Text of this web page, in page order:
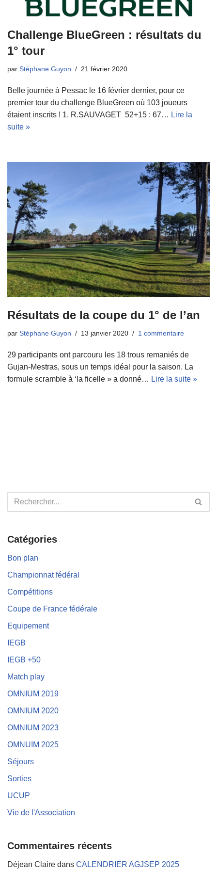
Challenge BlueGreen : résultats du
1° tour
par Stéphane Guyon 21 février 2020
Belle journée à Pessac le 16 février dernier, pour ce
premier tour du challenge BlueGreen où 103 joueurs
étaient inscrits ! 1. R.SAUVAGET 52+15 : 67… Lire la
suite »
Résultats de la coupe du 1° de l’an
par Stéphane Guyon 13 janvier 2020 1 commentaire
29 participants ont parcouru les 18 trous remaniés de
Gujan-Mestras, sous un temps idéal pour la saison. La
formule scramble à ‘la ficelle » a donné… Lire la suite »
Catégories
Bon plan
Championnat fédéral
Compétitions
Coupe de France fédérale
Equipement
IEGB
IEGB +50
Match play
OMNIUM 2019
OMNIUM 2020
OMNIUM 2023
OMNUIM 2025
Séjours
Sorties
UCUP
Vie de l'Association
Commentaires récents
Déjean Claire dans CALENDRIER AGJSEP 2025